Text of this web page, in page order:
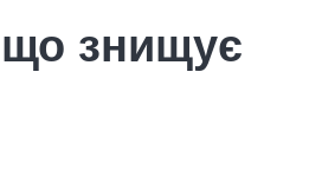
що знищує